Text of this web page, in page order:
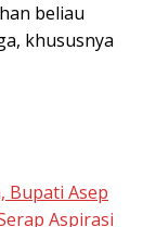
beliau
khususnya
Bupati Asep
Aspirasi